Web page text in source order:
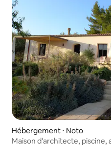
Hébergement ⋅ Noto
Maison d'architecte, piscine,